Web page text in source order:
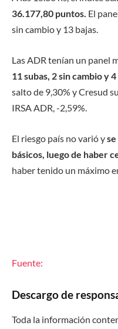
36.177,80 puntos. El
sin cambio y 13 bajas.
Las ADR tenían un panel
11 subas, 2 sin cambio y
salto de 9,30% y Cresud
IRSA ADR, -2,59%.
El riesgo país no varió y
básicos, luego de haber
haber tenido un máximo
Fuente:
Descargo de
Toda la información